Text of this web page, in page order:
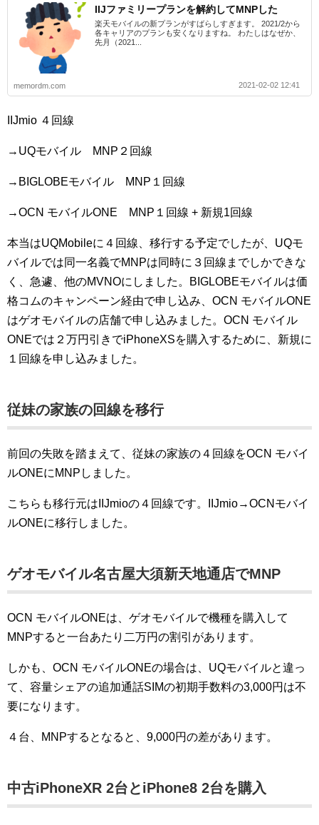
IIJファミリープランを解約してMNPした
楽天モバイルの新プランがすばらしすぎます。 2021/2から
各キャリアのプランも安くなりますね。 わたしはなぜか、
先月（2021...
memordm.com 2021-02-02 12:41
IIJmio ４回線
→UQモバイル MNP２回線
→BIGLOBEモバイル MNP１回線
→OCN モバイルONE MNP１回線 + 新規1回線
本当はUQMobileに４回線、移行する予定でしたが、UQモ
バイルでは同一名義でMNPは同時に３回線までしかできな
く、急遽、他のMVNOにしました。BIGLOBEモバイルは価
格コムのキャンペーン経由で申し込み、OCN モバイルONE
はゲオモバイルの店舗で申し込みました。OCN モバイル
ONEでは２万円引きでiPhoneXSを購入するために、新規に
１回線を申し込みました。
従妹の家族の回線を移行
前回の失敗を踏まえて、従妹の家族の４回線をOCN モバイ
ルONEにMNPしました。
こちらも移行元はIIJmioの４回線です。IIJmio→OCNモバイ
ルONEに移行しました。
ゲオモバイル名古屋大須新天地通店でMNP
OCN モバイルONEは、ゲオモバイルで機種を購入して
MNPすると一台あたり二万円の割引があります。
しかも、OCN モバイルONEの場合は、UQモバイルと違っ
て、容量シェアの追加通話SIMの初期手数料の3,000円は不
要になります。
４台、MNPするとなると、9,000円の差があります。
中古iPhoneXR 2台とiPhone8 2台を購入